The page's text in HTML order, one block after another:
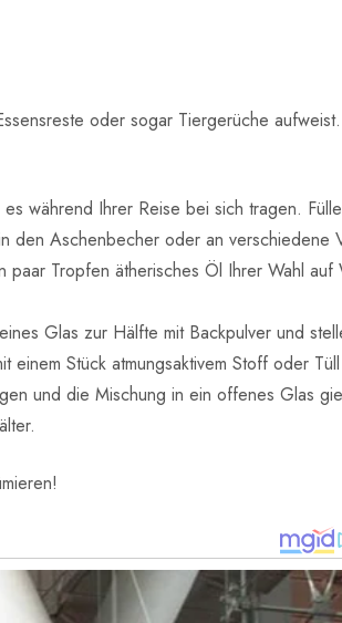
oder sogar Tiergerüche
während Ihrer Reise bei sich tragen.
den Aschenbecher oder an verschiedene
Tropfen ätherisches Öl Ihrer Wahl auf
Glas zur Hälfte mit Backpulver und
Stück atmungsaktivem Stoff oder
und die Mischung in ein offenes Glas